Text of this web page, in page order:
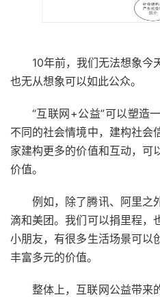
10年前，我们无法想象今
也无从想象可以如此公众。
“互联网+公益”可以塑造
不同的社会情境中，建构社会
家建构更多的价值和互动，可
价值。
例如，除了腾讯、阿里之
滴和美团。我们可以捐里程，
小朋友，有很多生活场景可以
丰富多元的价值。
整体上，互联网公益带来